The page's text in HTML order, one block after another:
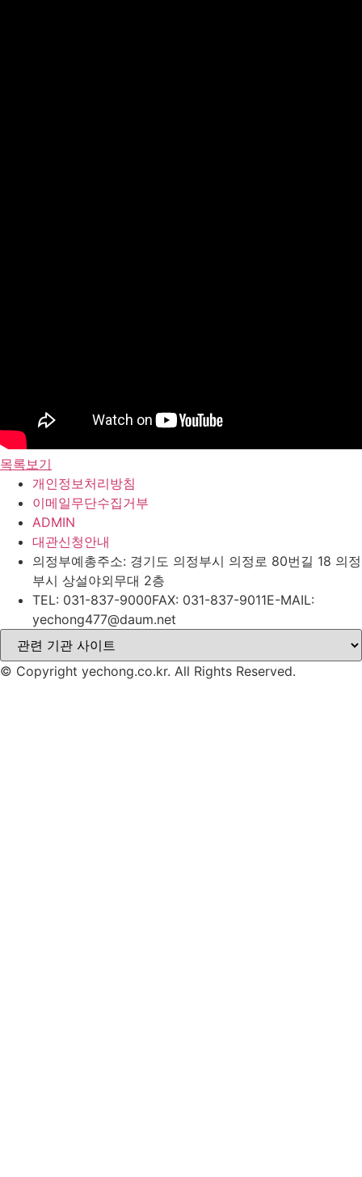
목록보기
개인정보처리방침
이메일무단수집거부
ADMIN
대관신청안내
의정부예총주소: 경기도 의정부시 의정로 80번길 18 의정
부시 상설야외무대 2층
TEL: 031-837-9000FAX: 031-837-9011E-MAIL:
yechong477@daum.net
© Copyright yechong.co.kr. All Rights Reserved.